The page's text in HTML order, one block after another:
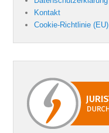
Kontakt
Cookie-Richtlinie (EU)